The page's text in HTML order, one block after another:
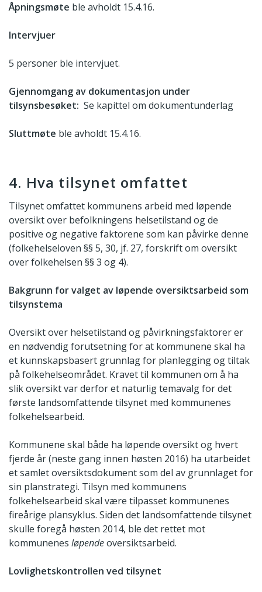
Åpningsmøte ble avholdt 15.4.16.
Intervjuer
5 personer ble intervjuet.
Gjennomgang av dokumentasjon under
tilsynsbesøket: Se kapittel om dokumentunderlag
Sluttmøte ble avholdt 15.4.16.
4. Hva tilsynet omfattet
Tilsynet omfattet kommunens arbeid med løpende
oversikt over befolkningens helsetilstand og de
positive og negative faktorene som kan påvirke denne
(folkehelseloven §§ 5, 30, jf. 27, forskrift om oversikt
over folkehelsen §§ 3 og 4).
Bakgrunn for valget av løpende oversiktsarbeid som
tilsynstema
Oversikt over helsetilstand og påvirkningsfaktorer er
en nødvendig forutsetning for at kommunene skal ha
et kunnskapsbasert grunnlag for planlegging og tiltak
på folkehelseområdet. Kravet til kommunen om å ha
slik oversikt var derfor et naturlig temavalg for det
første landsomfattende tilsynet med kommunenes
folkehelsearbeid.
Kommunene skal både ha løpende oversikt og hvert
fjerde år (neste gang innen høsten 2016) ha utarbeidet
et samlet oversiktsdokument som del av grunnlaget for
sin planstrategi. Tilsyn med kommunens
folkehelsearbeid skal være tilpasset kommunenes
fireårige plansyklus. Siden det landsomfattende tilsynet
skulle foregå høsten 2014, ble det rettet mot
kommunenes løpendeoversiktsarbeid.
Lovlighetskontrollen ved tilsynet